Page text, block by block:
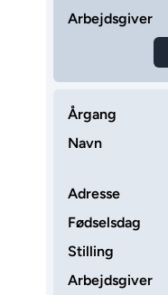
Arbejdsgiver
Årgang
Navn
Adresse
Fødselsdag
Stilling
Arbejdsgiver